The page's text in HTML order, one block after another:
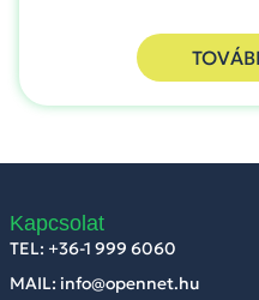
Kapcsolat
TEL: +36-1 999 6060
MAIL: info@opennet.hu